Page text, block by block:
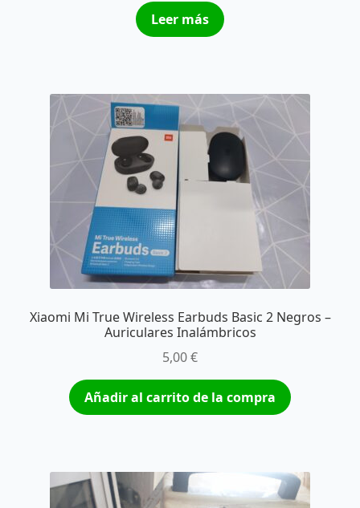
Leer más
Xiaomi Mi True Wireless Earbuds Basic 2 Negros –
Auriculares Inalámbricos
5,00€
Añadir al carrito de la compra